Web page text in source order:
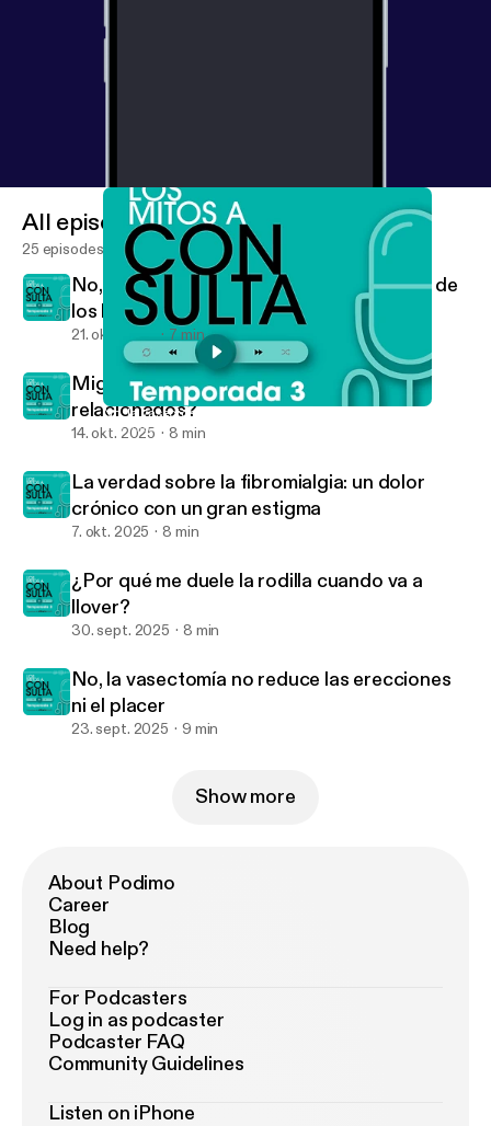
No, la vasectomía no reduce las erecciones ni el placer
Los mitos a consulta
All episodes
25 episodes
No, los huesos fuertes no dependen solo de
los lácteos
21. okt. 2025 7 min
Migraña y chocolate, ¿de verdad están
relacionados?
14. okt. 2025 8 min
La verdad sobre la fibromialgia: un dolor
crónico con un gran estigma
7. okt. 2025 8 min
¿Por qué me duele la rodilla cuando va a
llover?
30. sept. 2025 8 min
No, la vasectomía no reduce las erecciones
ni el placer
23. sept. 2025 9 min
Show more
About Podimo
Career
Blog
Need help?
For Podcasters
Log in as podcaster
Podcaster FAQ
Community Guidelines
Listen on iPhone